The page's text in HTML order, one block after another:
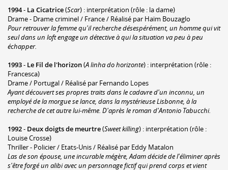
1994- La Cicatrice(Scar) : interprétation (rôle : la dame)
Drame - Drame criminel / France / Réalisé par Haïm Bouzaglo
Pour retrouver la femme qu'il recherche désespérément, un homme qui vit
seul dans un loft engage un détective à qui la situation va peu à peu
échapper.
1993- Le Fil de l'horizon(A linha do horizonte) : interprétation (rôle :
Francesca)
Drame / Portugal / Réalisé par Fernando Lopes
Ayant découvert ses propres traits dans le cadavre d'un inconnu, un
employé de la morgue se lance, dans la mystérieuse Lisbonne, à la
recherche de cet autre lui-même. D'après le roman d'Antonio Tabucchi.
1992- Deux doigts de meurtre(Sweet killing) : interprétation (rôle :
Louise Crosse)
Thriller - Policier / Etats-Unis / Réalisé par Eddy Matalon
Las de son épouse, une incurable mégère, Adam décide de l'éliminer après
s'être forgé un alibi avec un personnage fictif qui prend corps et vient